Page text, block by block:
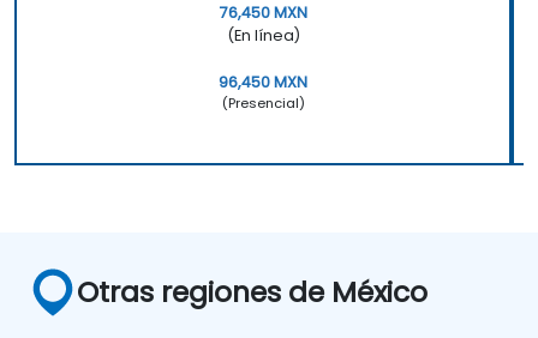
76,450 MXN
(En línea)
96,450 MXN
(Presencial)
Otras regiones de México